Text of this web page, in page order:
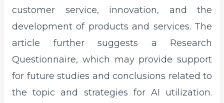
customer service, innovation, and the
development of products and services. The
article further suggests a Research
Questionnaire, which may provide support
for future studies and conclusions related to
the topic and strategies for AI utilization.